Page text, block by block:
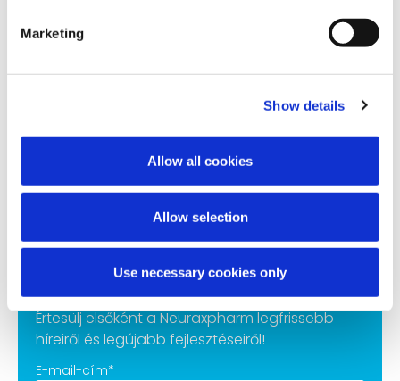
Marketing
Show details
Allow all cookies
Allow selection
Use necessary cookies only
Neuraxpharm @ 2023SütiszabályzatAdatvédelmi szabályzat
Iratkozz fel hírlevelünkre
Értesülj elsőként a Neuraxpharm legfrissebb
híreiről és legújabb fejlesztéseiről!
E-mail-cím*